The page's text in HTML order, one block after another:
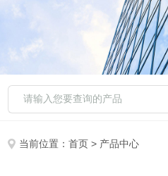
当前位置：首页 > 产品中心